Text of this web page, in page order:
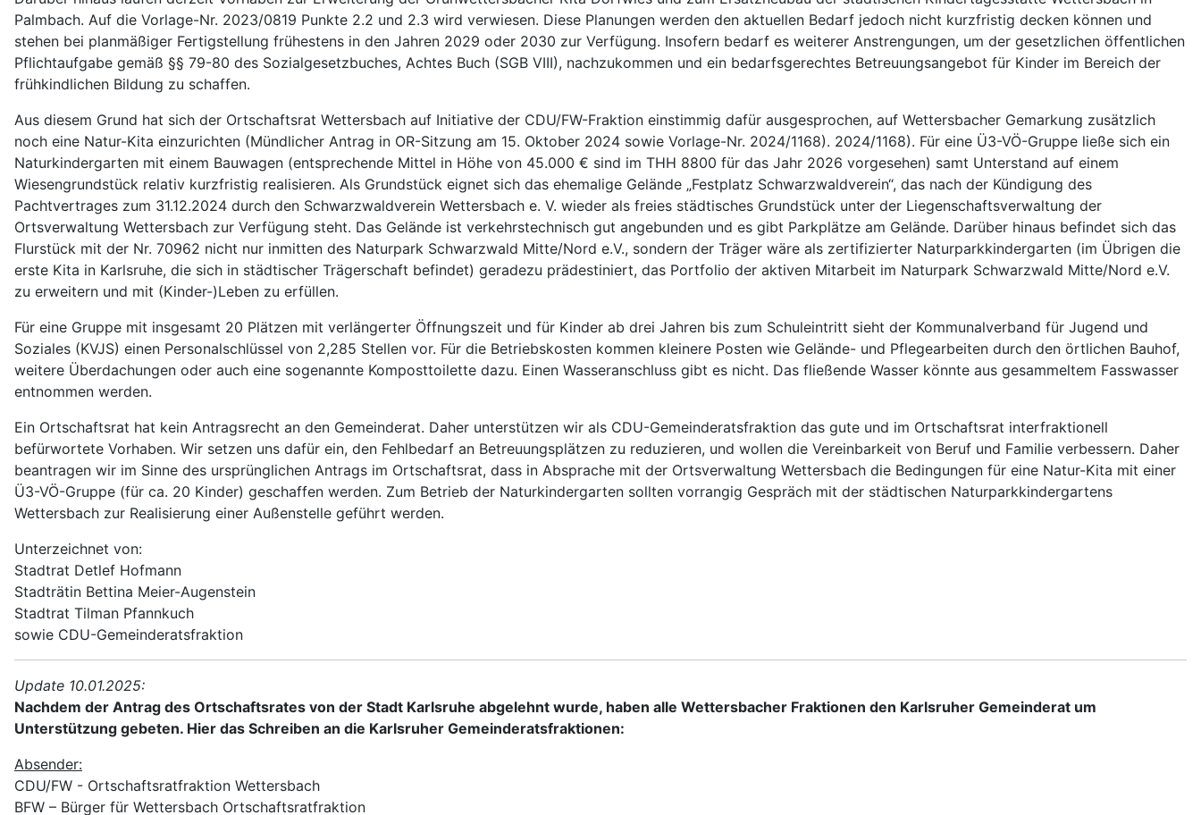
Palmbach. Auf die Vorlage-Nr. 2023/0819 Punkte 2.2 und 2.3 wird verwiesen. Diese Planungen werden den aktuellen Bedarf jedoch nicht kurzfristig decken können und
stehen bei planmäßiger Fertigstellung frühestens in den Jahren 2029 oder 2030 zur Verfügung. Insofern bedarf es weiterer Anstrengungen, um der gesetzlichen öffentlichen
Pflichtaufgabe gemäß §§ 79-80 des Sozialgesetzbuches, Achtes Buch (SGB VIII), nachzukommen und ein bedarfsgerechtes Betreuungsangebot für Kinder im Bereich der
frühkindlichen Bildung zu schaffen.
Aus diesem Grund hat sich der Ortschaftsrat Wettersbach auf Initiative der CDU/FW-Fraktion einstimmig dafür ausgesprochen, auf Wettersbacher Gemarkung zusätzlich
noch eine Natur-Kita einzurichten (Mündlicher Antrag in OR-Sitzung am 15. Oktober 2024 sowie Vorlage-Nr. 2024/1168). 2024/1168). Für eine Ü3-VÖ-Gruppe ließe sich ein
Naturkindergarten mit einem Bauwagen (entsprechende Mittel in Höhe von 45.000 € sind im THH 8800 für das Jahr 2026 vorgesehen) samt Unterstand auf einem
Wiesengrundstück relativ kurzfristig realisieren. Als Grundstück eignet sich das ehemalige Gelände „Festplatz Schwarzwaldverein“, das nach der Kündigung des
Pachtvertrages zum 31.12.2024 durch den Schwarzwaldverein Wettersbach e. V. wieder als freies städtisches Grundstück unter der Liegenschaftsverwaltung der
Ortsverwaltung Wettersbach zur Verfügung steht. Das Gelände ist verkehrstechnisch gut angebunden und es gibt Parkplätze am Gelände. Darüber hinaus befindet sich das
Flurstück mit der Nr. 70962 nicht nur inmitten des Naturpark Schwarzwald Mitte/Nord e.V., sondern der Träger wäre als zertifizierter Naturparkkindergarten (im Übrigen die
erste Kita in Karlsruhe, die sich in städtischer Trägerschaft befindet) geradezu prädestiniert, das Portfolio der aktiven Mitarbeit im Naturpark Schwarzwald Mitte/Nord e.V.
zu erweitern und mit (Kinder-)Leben zu erfüllen.
Für eine Gruppe mit insgesamt 20 Plätzen mit verlängerter Öffnungszeit und für Kinder ab drei Jahren bis zum Schuleintritt sieht der Kommunalverband für Jugend und
Soziales (KVJS) einen Personalschlüssel von 2,285 Stellen vor. Für die Betriebskosten kommen kleinere Posten wie Gelände- und Pflegearbeiten durch den örtlichen Bauhof,
weitere Überdachungen oder auch eine sogenannte Komposttoilette dazu. Einen Wasseranschluss gibt es nicht. Das fließende Wasser könnte aus gesammeltem Fasswasser
entnommen werden.
Ein Ortschaftsrat hat kein Antragsrecht an den Gemeinderat. Daher unterstützen wir als CDU-Gemeinderatsfraktion das gute und im Ortschaftsrat interfraktionell
befürwortete Vorhaben. Wir setzen uns dafür ein, den Fehlbedarf an Betreuungsplätzen zu reduzieren, und wollen die Vereinbarkeit von Beruf und Familie verbessern. Daher
beantragen wir im Sinne des ursprünglichen Antrags im Ortschaftsrat, dass in Absprache mit der Ortsverwaltung Wettersbach die Bedingungen für eine Natur-Kita mit einer
Ü3-VÖ-Gruppe (für ca. 20 Kinder) geschaffen werden. Zum Betrieb der Naturkindergarten sollten vorrangig Gespräch mit der städtischen Naturparkkindergartens
Wettersbach zur Realisierung einer Außenstelle geführt werden.
Unterzeichnet von:
Stadtrat Detlef Hofmann
Stadträtin Bettina Meier-Augenstein
Stadtrat Tilman Pfannkuch
sowie CDU-Gemeinderatsfraktion
Update 10.01.2025:
Nachdem der Antrag des Ortschaftsrates von der Stadt Karlsruhe abgelehnt wurde, haben alle Wettersbacher Fraktionen den Karlsruher Gemeinderat um
Unterstützung gebeten. Hier das Schreiben an die Karlsruher Gemeinderatsfraktionen:
Absender:
CDU/FW - Ortschaftsratfraktion Wettersbach
BFW – Bürger für Wettersbach Ortschaftsratfraktion